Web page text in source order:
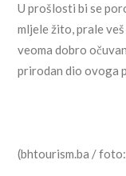
U prošlosti bi se
mljele žito, prale
veoma dobro
prirodan dio ovoga
(bhtourism.ba /